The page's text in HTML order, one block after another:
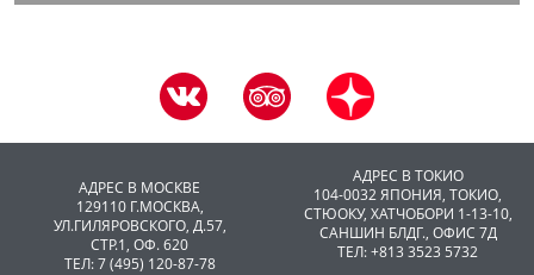
АДРЕС В МОСКВЕ
129110 Г.МОСКВА,
УЛ.ГИЛЯРОВСКОГО, Д.57,
СТР.1, ОФ. 620
ТЕЛ: 7 (495) 120-87-78
АДРЕС В ТОКИО
104-0032 ЯПОНИЯ, ТОКИО,
CТЮОКУ, ХАТЧОБОРИ 1-13-10,
САНШИН БЛДГ., ОФИС 7Д
ТЕЛ: +813 3523 5732